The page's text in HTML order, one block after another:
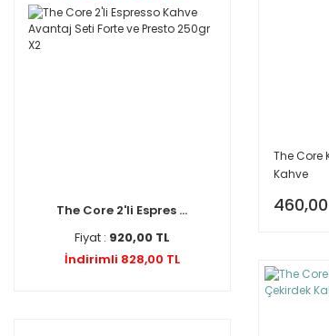
The Core 2'li Espres ...
Fiyat : 920,00 TL
İndirimli 828,00 TL
The Core
Kahve